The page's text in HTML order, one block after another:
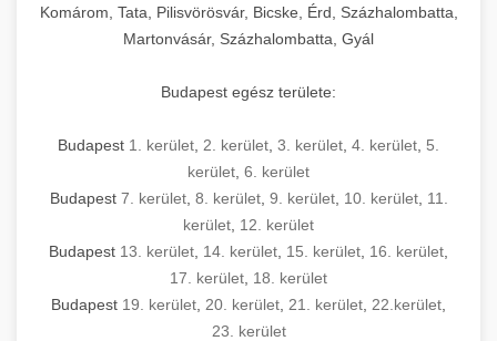
Komárom, Tata, Pilisvörösvár, Bicske, Érd, Százhalombatta,
Martonvásár, Százhalombatta, Gyál
Budapest egész területe:
Budapest 1. kerület 2. kerület 3. kerület 4. kerület 5.
kerület 6. kerület
Budapest 7. kerület, 8. kerület, 9. kerület, 10. kerület, 11.
kerület 12. kerület
Budapest 13. kerület 14. kerület 15. kerület 16. kerület
17. kerület 18. kerület
Budapest 19. kerület 20. kerület 21. kerület 22.kerület
23. kerület